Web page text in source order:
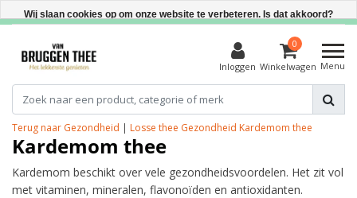
Direct uit voorraad leverbaar
Inloggen
0
Winkelwagen Menu
Terug naar Gezondheid | Losse thee Gezondheid Kardemom thee
Kardemom thee
Kardemom beschikt over vele gezondheidsvoordelen. Het zit vol
met vitaminen, mineralen, flavonoïden en antioxidanten.
Wij slaan cookies op om onze website te verbeteren. Is dat akkoord?
Meer over cookies »